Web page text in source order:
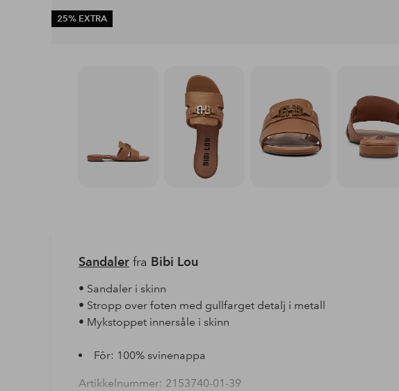
25% EXTRA
Sandalerfra Bibi Lou
• Sandaler i skinn
• Stropp over foten med gullfarget detalj i metall
• Mykstoppet innersåle i skinn
Fôr: 100% svinenappa
Artikkelnummer: 2153740-01-39